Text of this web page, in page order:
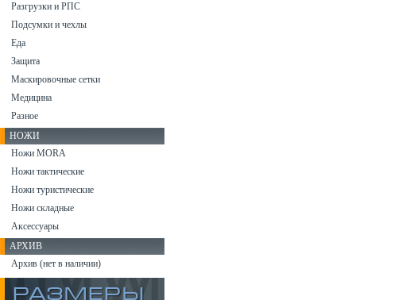
Разгрузки и РПС
Подсумки и чехлы
Еда
Защита
Маскировочные сетки
Медицина
Разное
НОЖИ
Ножи MORA
Ножи тактические
Ножи туристические
Ножи складные
Аксессуары
АРХИВ
Архив (нет в наличии)